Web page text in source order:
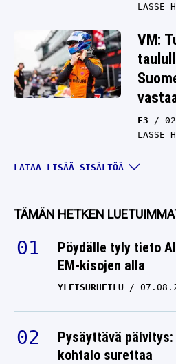
LASSE
VM:
F3
LASSE
Yle:
veti
LASSE
–
F3
LATAA LISÄÄ SISÄLTÖÄ
TÄMÄN HETKEN
Pöydälle tyly tieto
EM-kisojen alla
YLEISURHEILU
Pysäyttävä päivitys:
kohtalo surettaa